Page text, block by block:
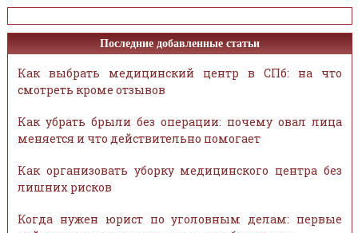
Последние добавленные статьи
Как выбрать медицинский центр в СПб: на что
смотреть кроме отзывов
Как убрать брыли без операции: почему овал лица
меняется и что действительно помогает
Как организовать уборку медицинского центра без
лишних рисков
Когда нужен юрист по уголовным делам: первые